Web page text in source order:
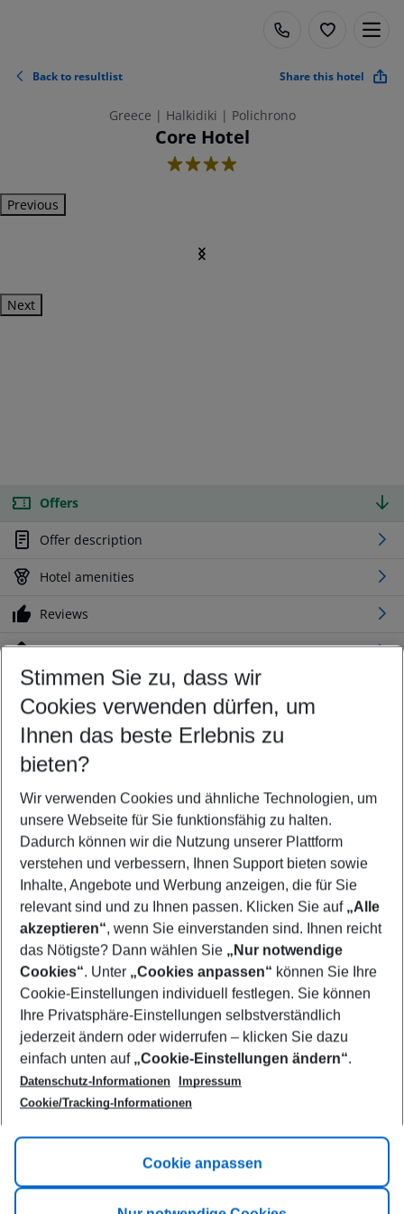
Back to resultlist Share this hotel
Greece | Halkidiki | Polichrono
Core Hotel
4
Previous
Next
Offers
Offer description
Hotel amenities
Reviews
Location
Customize your offer
Find the perfect deal which suits your best
Your departure airport
Any airport
Select your date range
10/08/26–08/08/27 5-8 nights
Who will travel
2 adults No children
Show more filter
Footer
Footer navigation
Title A
Link A
Stimmen Sie zu, dass wir
Cookies verwenden dürfen, um
Ihnen das beste Erlebnis zu
bieten?
Wir verwenden Cookies und ähnliche Technologien, um
unsere Webseite für Sie funktionsfähig zu halten.
Dadurch können wir die Nutzung unserer Plattform
verstehen und verbessern, Ihnen Support bieten sowie
Inhalte, Angebote und Werbung anzeigen, die für Sie
relevant sind und zu Ihnen passen. Klicken Sie auf „Alle
akzeptieren“, wenn Sie einverstanden sind. Ihnen reicht
das Nötigste? Dann wählen Sie „Nur notwendige
Cookies“. Unter „Cookies anpassen“ können Sie Ihre
Cookie-Einstellungen individuell festlegen. Sie können
Ihre Privatsphäre-Einstellungen selbstverständlich
jederzeit ändern oder widerrufen – klicken Sie dazu
einfach unten auf „Cookie-Einstellungen ändern“.
Datenschutz-Informationen
Impressum
Cookie/Tracking-Informationen
Cookie anpassen